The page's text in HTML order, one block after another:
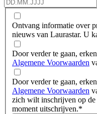
Ontvang informatie over
nieuws van Laurastar. U
Door verder te gaan,
Algemene Voorwaarden
Door verder te gaan,
Algemene Voorwaarden
zich wilt inschrijven op
moment uitschrijven.*